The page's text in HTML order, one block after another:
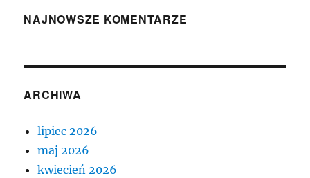
NAJNOWSZE KOMENTARZE
ARCHIWA
lipiec 2026
maj 2026
kwiecień 2026